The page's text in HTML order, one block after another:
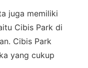
juga memiliki
Cibis Park di
Cibis Park
yang cukup